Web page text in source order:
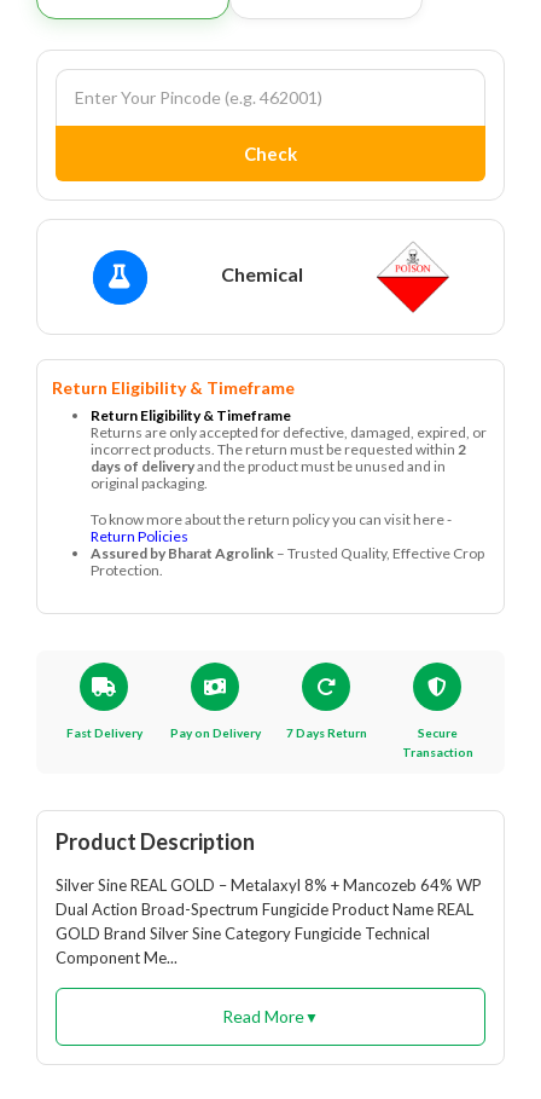
Check
Chemical
Return Eligibility & Timeframe
Return Eligibility & Timeframe
Returns are only accepted for defective, damaged, expired, or
incorrect products. The return must be requested within 2
days of deliveryand the product must be unused and in
original packaging.
To know more about the return policy you can visit here -
Return Policies
Assured by Bharat Agrolink – Trusted Quality, Effective Crop
Protection.
Fast Delivery Pay on Delivery 7 Days Return
Secure
Transaction
Product Description
Silver Sine REAL GOLD – Metalaxyl 8% + Mancozeb 64% WP
Dual Action Broad-Spectrum Fungicide Product Name REAL
GOLD Brand Silver Sine Category Fungicide Technical
Component Me...
Read More▼